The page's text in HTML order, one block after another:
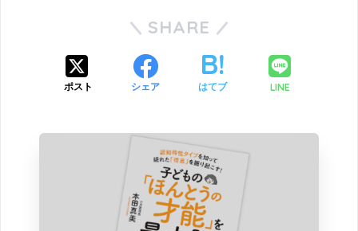
SHARE
ポスト シェア はてブ LINE